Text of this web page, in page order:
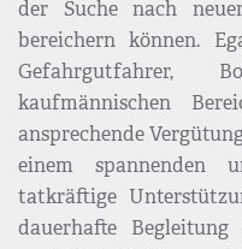
der Suche nach
bereichern können.
Gefahrgutfahrer,
kaufmännischen
ansprechende
einem spannenden
tatkräftige
dauerhafte